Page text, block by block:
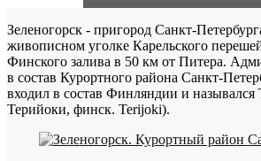
Зеленогорск - пригород Санкт-
живописном уголке Карельского
Финского залива в 50 км от Питера.
в состав Курортного района Санкт-
входил в состав Финляндии и назывался
Терийоки, финск. Terijoki).